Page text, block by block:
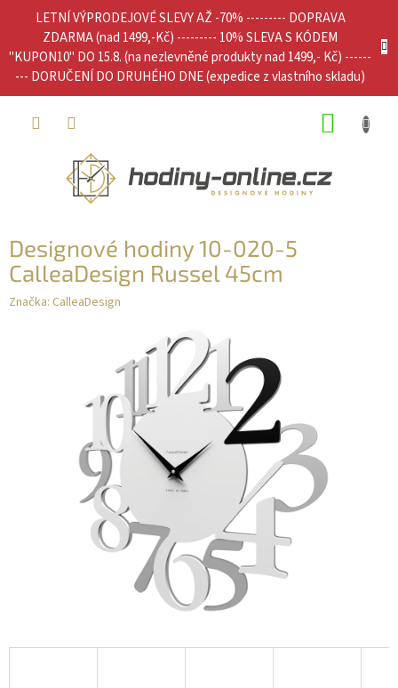
LETNÍ VÝPRODEJOVÉ SLEVY AŽ -70% --------- DOPRAVA
ZDARMA (nad 1499,-Kč) --------- 10% SLEVA S KÓDEM
"KUPON10" DO 15.8. (na nezlevněné produkty nad 1499,- Kč) ------
--- DORUČENÍ DO DRUHÉHO DNE (expedice z vlastního skladu)
Designové hodiny 10-020-5
CalleaDesign Russel 45cm
Značka: CalleaDesign